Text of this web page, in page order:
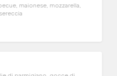
maionese, mozzarella,